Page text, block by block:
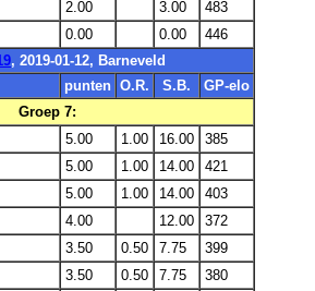
2.00 3.00
483
0.00 0.00
446
, 2019-01-12, Barneveld
punten O.R. S.B.
GP-elo
Groep 7:
5.00 1.00 16.00
385
5.00 1.00 14.00
421
5.00 1.00 14.00
403
4.00 12.00
372
3.50 0.50 7.75
399
3.50 0.50 7.75
380